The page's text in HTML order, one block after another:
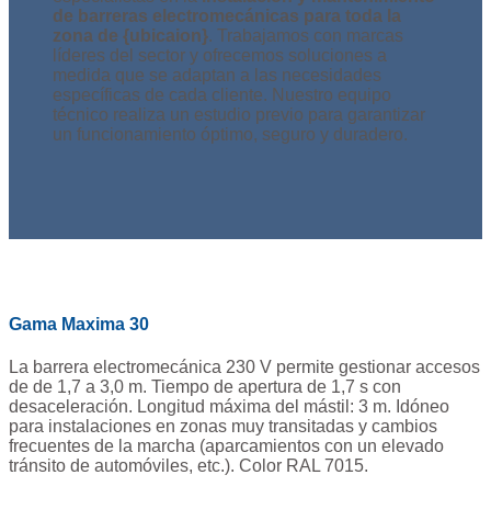
de barreras electromecánicas para toda la
zona de {ubicaion}. Trabajamos con marcas
líderes del sector y ofrecemos soluciones a
medida que se adaptan a las necesidades
específicas de cada cliente. Nuestro equipo
técnico realiza un estudio previo para garantizar
un funcionamiento óptimo, seguro y duradero.
Gama Maxima 30
La barrera electromecánica 230 V permite gestionar accesos
de de 1,7 a 3,0 m. Tiempo de apertura de 1,7 s con
desaceleración. Longitud máxima del mástil: 3 m. Idóneo
para instalaciones en zonas muy transitadas y cambios
frecuentes de la marcha (aparcamientos con un elevado
tránsito de automóviles, etc.). Color RAL 7015.